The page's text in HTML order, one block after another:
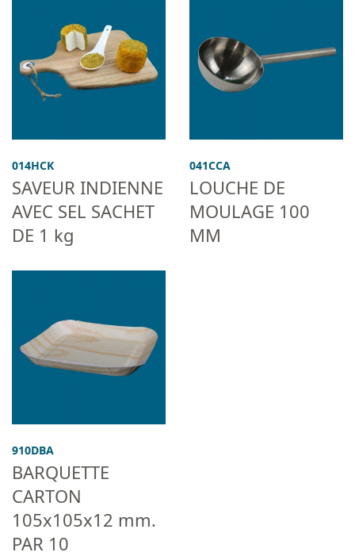
014HCK
SAVEUR INDIENNE
AVEC SEL SACHET
DE 1 kg
041CCA
LOUCHE DE
MOULAGE 100
MM
910DBA
BARQUETTE
CARTON
105x105x12 mm.
PAR 10